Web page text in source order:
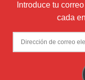
Introduce tu
cada
Dirección
de